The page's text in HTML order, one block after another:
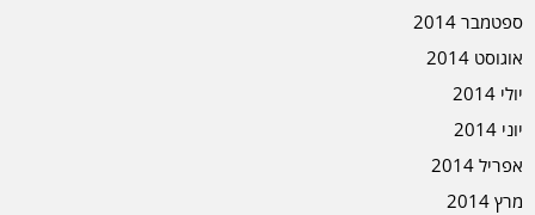
ספטמבר 2014
אוגוסט 2014
יולי 2014
יוני 2014
אפריל 2014
מרץ 2014